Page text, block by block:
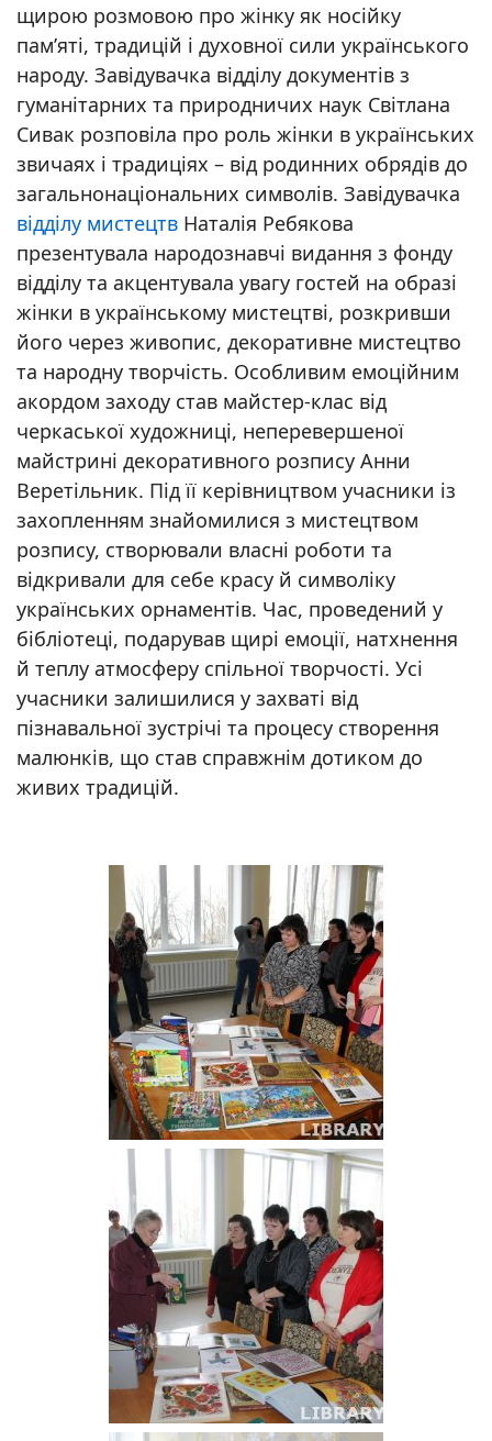
щирою розмовою про жінку як носійку
пам’яті, традицій і духовної сили українського
народу. Завідувачка відділу документів з
гуманітарних та природничих наук Світлана
Сивак розповіла про роль жінки в українських
звичаях і традиціях – від родинних обрядів до
загальнонаціональних символів. Завідувачка
відділу мистецтв Наталія Ребякова
презентувала народознавчі видання з фонду
відділу та акцентувала увагу гостей на образі
жінки в українському мистецтві, розкривши
його через живопис, декоративне мистецтво
та народну творчість. Особливим емоційним
акордом заходу став майстер-клас від
черкаської художниці, неперевершеної
майстрині декоративного розпису Анни
Веретільник. Під її керівництвом учасники із
захопленням знайомилися з мистецтвом
розпису, створювали власні роботи та
відкривали для себе красу й символіку
українських орнаментів. Час, проведений у
бібліотеці, подарував щирі емоції, натхнення
й теплу атмосферу спільної творчості. Усі
учасники залишилися у захваті від
пізнавальної зустрічі та процесу створення
малюнків, що став справжнім дотиком до
живих традицій.